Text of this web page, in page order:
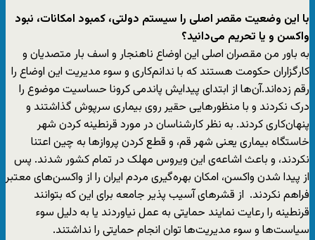
با این وضعیت مقصر اصلی را سیستم دولتی، کمبود امکانات، نبود
واکسن و یا تحریم می‌دانید؟
به باور من مقصران اصلی این اوضاع ناهنجار و اسف بار متصدیان و
کارگزاران حکومت هستند که با ندانم‌کاری و سوء مدیریت این اوضاع را
رقم زده‌اند.آن‌ها از ابتدای پیدایش پاندمی کرونا حساسیت موضوع را
درک نکردند و با منظورهایی حقیر روی بیماری سرپوش گذاشتند و
پنهان‌کاری کردند. به نظر کارشناسان در مورد قرنطینه کردن شهر
خاستگاه بیماری یعنی شهر قم، و قطع کردن پروازها به چین اعتنا
نکردند، و باعث اشاعه‌ی این ویروس مهلک در تمام کشور شدند. پس
از پیدا شدن واکسن، امکان بهره‌گیری مردم ایران را از واکسن‌های معتبر
فراهم نکردند. از قشرهای آسیب پذیر جامعه برای این که بتوانند
قرنطینه را رعایت نمایند حمایتی به عمل نیاوردند یا به دلیل سوء
سیاست‌ها و سوء مدیریت‌ها توان انجام حمایتی را نداشتند.